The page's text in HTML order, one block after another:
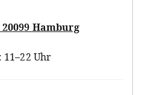
Hamburg
11–22 Uhr